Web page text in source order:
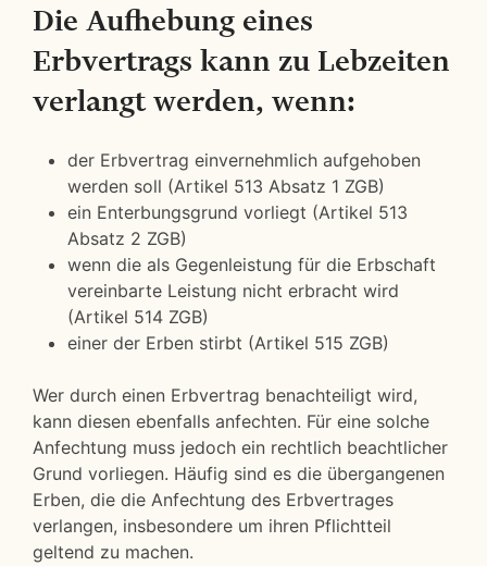
Die Aufhebung eines
Erbvertrags kann zu Lebzeiten
verlangt werden, wenn:
der Erbvertrag einvernehmlich aufgehoben
werden soll (Artikel 513 Absatz 1 ZGB)
ein Enterbungsgrund vorliegt (Artikel 513
Absatz 2 ZGB)
wenn die als Gegenleistung für die Erbschaft
vereinbarte Leistung nicht erbracht wird
(Artikel 514 ZGB)
einer der Erben stirbt (Artikel 515 ZGB)
Wer durch einen Erbvertrag benachteiligt wird,
kann diesen ebenfalls anfechten. Für eine solche
Anfechtung muss jedoch ein rechtlich beachtlicher
Grund vorliegen. Häufig sind es die übergangenen
Erben, die die Anfechtung des Erbvertrages
verlangen, insbesondere um ihren Pflichtteil
geltend zu machen.